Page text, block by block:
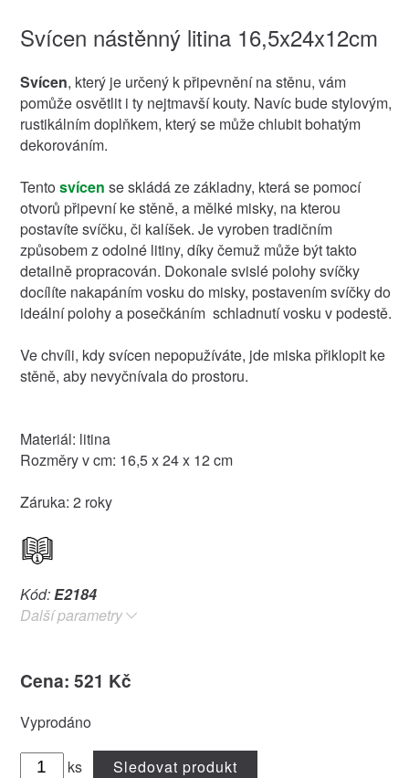
Svícen nástěnný litina 16,5x24x12cm
Svícen, který je určený k připevnění na stěnu, vám
pomůže osvětlit i ty nejtmavší kouty. Navíc bude stylovým,
rustikálním doplňkem, který se může chlubit bohatým
dekorováním.
Tento svícen se skládá ze základny, která se pomocí
otvorů připevní ke stěně, a mělké misky, na kterou
postavíte svíčku, či kalíšek. Je vyroben tradičním
způsobem z odolné litiny, díky čemuž může být takto
detailně propracován. Dokonale svislé polohy svíčky
docílíte nakapáním vosku do misky, postavením svíčky do
ideální polohy a posečkáním schladnutí vosku v podestě.
Ve chvíli, kdy svícen nepopužíváte, jde miska přiklopit ke
stěně, aby nevyčnívala do prostoru.
Materiál: litina
Rozměry v cm: 16,5 x 24 x 12 cm
Záruka: 2 roky
Kód: E2184
Další parametry
Cena: 521 Kč
Vyprodáno
ks Sledovat produkt